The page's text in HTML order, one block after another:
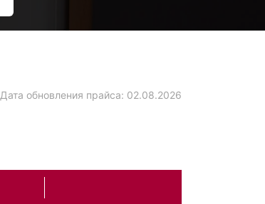
Дата обновления прайса: 02.08.2026